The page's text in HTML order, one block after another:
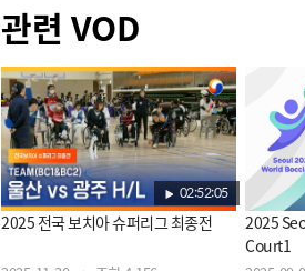
관련 VOD
02:52:05
2025 전국 보치아 슈퍼리그 최종전
2025
Court1